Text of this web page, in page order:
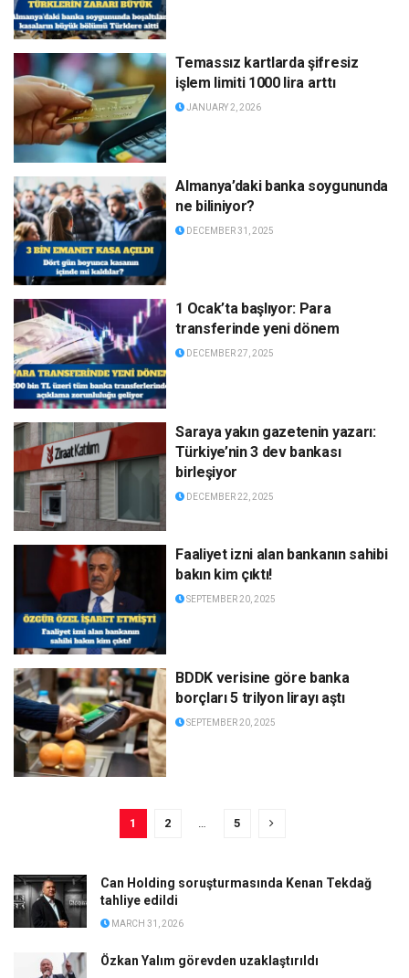
Temassız kartlarda şifresiz
işlem limiti 1000 lira arttı
JANUARY 2, 2026
Almanya’daki banka soygununda
ne biliniyor?
DECEMBER 31, 2025
1 Ocak’ta başlıyor: Para
transferinde yeni dönem
DECEMBER 27, 2025
Saraya yakın gazetenin yazarı:
Türkiye’nin 3 dev bankası
birleşiyor
DECEMBER 22, 2025
Faaliyet izni alan bankanın sahibi
bakın kim çıktı!
SEPTEMBER 20, 2025
BDDK verisine göre banka
borçları 5 trilyon lirayı aştı
SEPTEMBER 20, 2025
1 2 … 5
Can Holding soruşturmasında Kenan Tekdağ
tahliye edildi
MARCH 31, 2026
Özkan Yalım görevden uzaklaştırıldı